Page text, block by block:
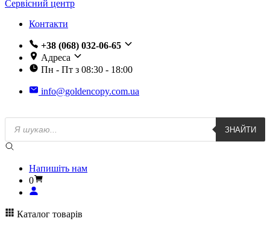
Сервісний центр
Контакти
+38 (068) 032-06-65
Адреса
Пн - Пт з 08:30 - 18:00
info@goldencopy.com.ua
Пошук
товарів
ЗНАЙТИ
Напишіть нам
0
Каталог товарів